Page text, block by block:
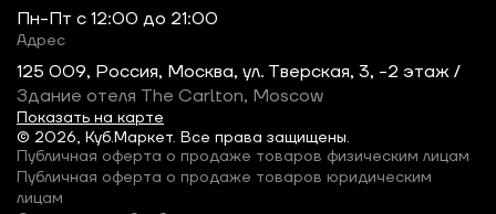
© 2026, Куб.Маркет. Все права защищены.
Пн-Пт c 12:00 до 21:00
Адрес
125 009, Россия, Москва, ул. Тверская, 3, -2 этаж /
Здание отеля The Carlton, Moscow
Показать на карте
Публичная оферта о продаже товаров физическим лицам
Публичная оферта о продаже товаров юридическим
лицам